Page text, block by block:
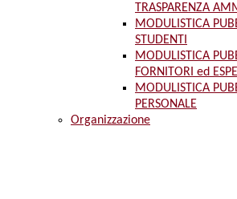
TRASPARENZA
MODULISTICA
STUDENTI
MODULISTICA
FORNITORI ed
MODULISTICA
PERSONALE
Organizzazione